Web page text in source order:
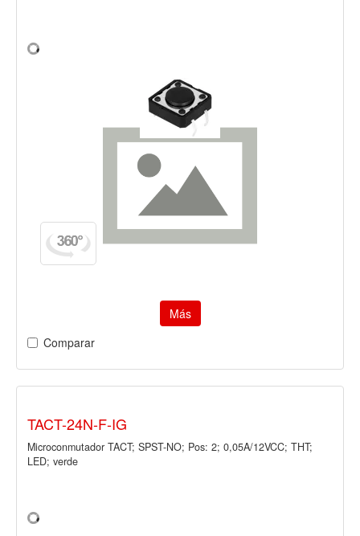
Más
Comparar
TACT-24N-F-IG
Microconmutador TACT; SPST-NO; Pos: 2; 0,05A/12VCC; THT;
LED; verde